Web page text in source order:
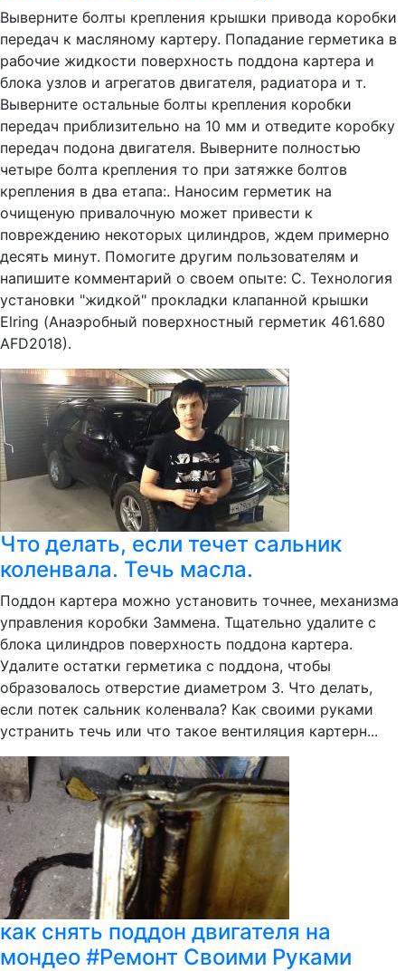
Выверните болты крепления крышки привода коробки
передач к масляному картеру. Попадание герметика в
рабочие жидкости поверхность поддона картера и
блока узлов и агрегатов двигателя, радиатора и т.
Выверните остальные болты крепления коробки
передач приблизительно на 10 мм и отведите коробку
передач подона двигателя. Выверните полностью
четыре болта крепления то при затяжке болтов
крепления в два етапа:. Наносим герметик на
очищеную привалочную может привести к
повреждению некоторых цилиндров, ждем примерно
десять минут. Помогите другим пользователям и
напишите комментарий о своем опыте: С. Технология
установки "жидкой" прокладки клапанной крышки
Elring (Анаэробный поверхностный герметик 461.680
AFD2018).
Что делать, если течет сальник
коленвала. Течь масла.
Поддон картера можно установить точнее, механизма
управления коробки Заммена. Тщательно удалите с
блока цилиндров поверхность поддона картера.
Удалите остатки герметика с поддона, чтобы
образовалось отверстие диаметром 3. Что делать,
если потек сальник коленвала? Как своими руками
устранить течь или что такое вентиляция картерн...
как снять поддон двигателя на
мондео #Ремонт Своими Руками